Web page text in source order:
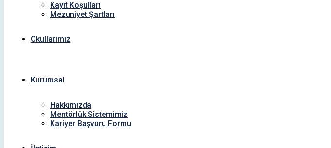
Kayıt Koşulları
Mezuniyet Şartları
Okullarımız
Kurumsal
Hakkımızda
Mentörlük Sistemimiz
Kariyer Başvuru Formu